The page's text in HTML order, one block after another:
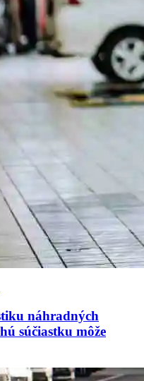
náhradných
súčiastku môže